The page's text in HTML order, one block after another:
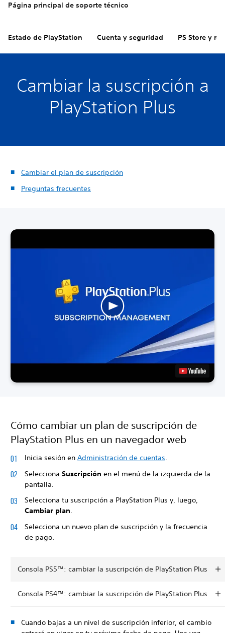
Página principal de soporte técnico
Estado de PlayStation Cuenta y seguridad PS Store y
Cambiar la suscripción a
PlayStation Plus
Cambiar el plan de suscripción
Preguntas frecuentes
Cómo cambiar un plan de suscripción de
PlayStation Plus en un navegador web
Inicia sesión en Administración de cuentas.
Selecciona Suscripción en el menú de la izquierda de la
pantalla.
Selecciona tu suscripción a PlayStation Plus y, luego,
Cambiar plan.
Selecciona un nuevo plan de suscripción y la frecuencia
de pago.
Consola PS5™: cambiar la suscripción de PlayStation Plus
Consola PS4™: cambiar la suscripción de PlayStation Plus
Cuando bajas a un nivel de suscripción inferior, el cambio